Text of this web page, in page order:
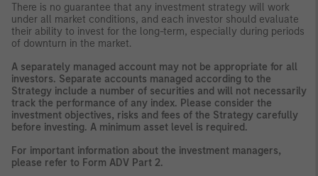
There is no guarantee that any investment strategy will work
under all market conditions, and each investor should evaluate
their ability to invest for the long-term, especially during periods
of downturn in the market.
A separately managed account may not be appropriate for all
investors. Separate accounts managed according to the
Strategy include a number of securities and will not necessarily
track the performance of any index. Please consider the
investment objectives, risks and fees of the Strategy carefully
before investing. A minimum asset level is required.
For important information about the investment managers,
please refer to Form ADV Part 2.